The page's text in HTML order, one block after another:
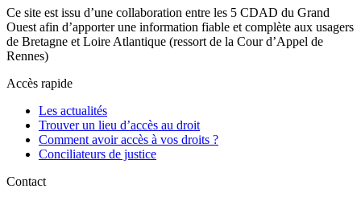
Ce site est issu d’une collaboration entre les 5 CDAD du Grand
Ouest afin d’apporter une information fiable et complète aux usagers
de Bretagne et Loire Atlantique (ressort de la Cour d’Appel de
Rennes)
Accès rapide
Les actualités
Trouver un lieu d’accès au droit
Comment avoir accès à vos droits ?
Conciliateurs de justice
Contact